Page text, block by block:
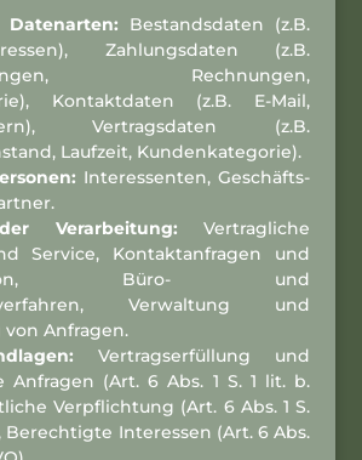
Datenarten:
Bestandsdaten (z.B.
Zahlungsdaten (z.B.
Rechnungen,
Kontaktdaten (z.B. E-Mail,
Vertragsdaten (z.B.
Laufzeit, Kundenkategorie).
Interessenten, Geschäfts-
Verarbeitung:
Vertragliche
Service, Kontaktanfragen und
Büro- und
Verwaltung und
Anfragen.
Vertragserfüllung und
Anfragen (Art. 6 Abs. 1 S. 1 lit. b.
Verpflichtung (Art. 6 Abs. 1 S.
Berechtigte Interessen (Art. 6 Abs.